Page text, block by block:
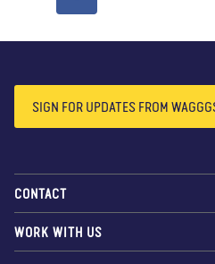
SIGN FOR UPDATES FROM
CONTACT
WORK WITH US